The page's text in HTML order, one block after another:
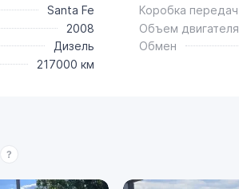
Santa Fe
2008
Дизель
217000 км
Коробка передач
Объем двигателя
Обмен
?